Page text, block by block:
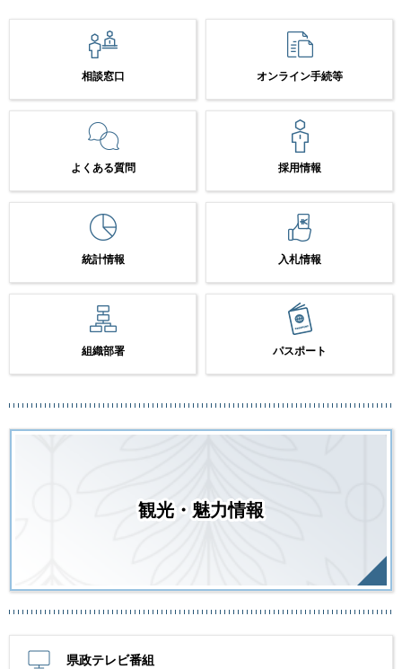
相談窓口 オンライン手続等
よくある質問 採用情報
統計情報 入札情報
組織部署 パスポート
観光・魅力情報
県政テレビ番組